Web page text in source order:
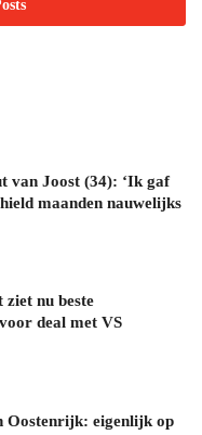
van Joost (34): ‘Ik gaf
maanden nauwelijks
ziet nu beste
deal met VS
Oostenrijk: eigenlijk op